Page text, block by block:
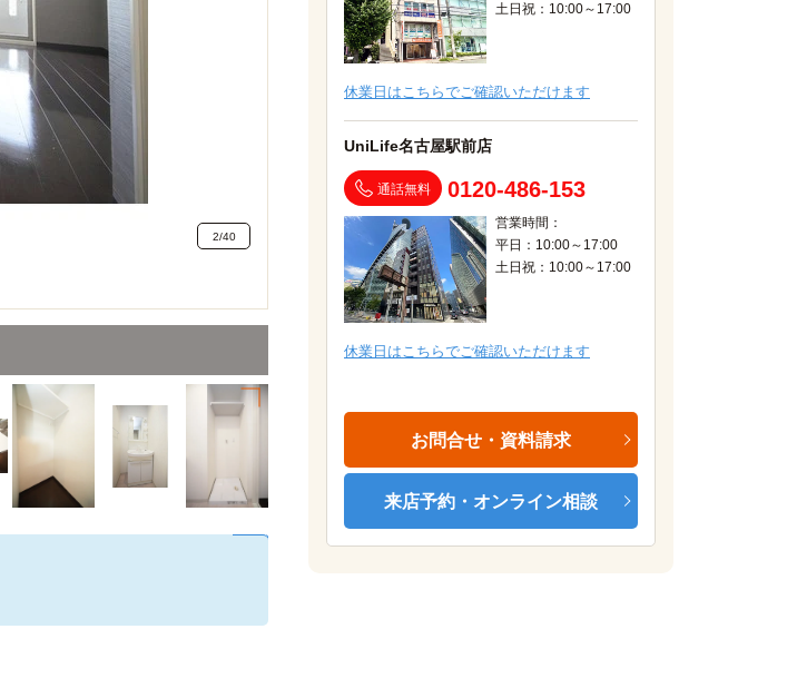
居室（Bタイプ）床の色味はお部屋により異なります。
2/40
土日祝：10:00～17:00
休業日はこちらでご確認いただけます
UniLife名古屋駅前店
通話無料 0120-486-153
営業時間：
平日：10:00～17:00
土日祝：10:00～17:00
休業日はこちらでご確認いただけます
お問合せ・資料請求
来店予約・オンライン相談